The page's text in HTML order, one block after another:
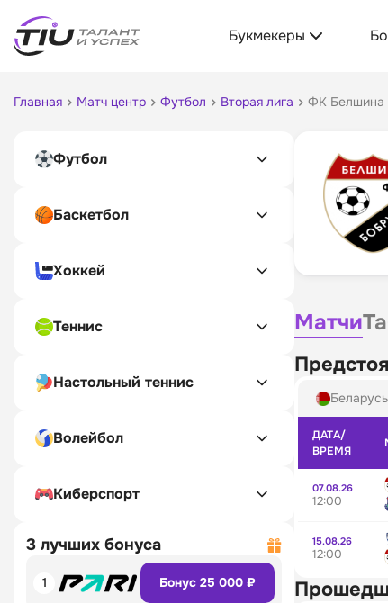
Букмекеры
Главная Матч центр Футбол Вторая лига ФК Белшина
Футбол
Баскетбол
Хоккей
Теннис
Настольный теннис
Волейбол
Киберспорт
3 лучших бонуса
1 Бонус 25 000 ₽
Матчи
Беларусь
ДАТА/
ВРЕМЯ
07.08.26
12:00
15.08.26
12:00